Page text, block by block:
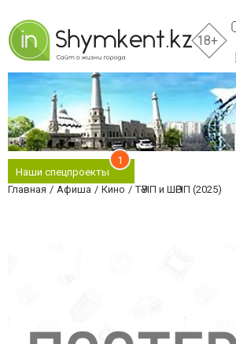
18+
Наши спецпроекты
1
Главная Афиша Кино ТӘУІП и ШӘРІП (2025)